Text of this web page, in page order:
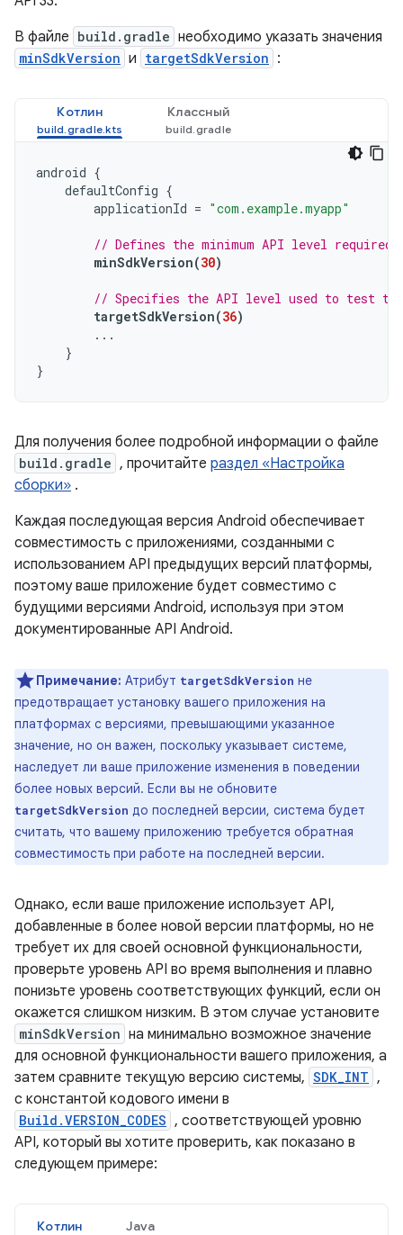
В файле build.gradle необходимо указать значения
minSdkVersion и targetSdkVersion :
Котлин Классный
android {
defaultConfig {
applicationId = "com.example.myapp"
// Defines the minimum API level required
minSdkVersion(30)
// Specifies the API level used to test
targetSdkVersion(36)
...
}
}
Для получения более подробной информации о файле
build.gradle , прочитайте раздел «Настройка
сборки» .
Каждая последующая версия Android обеспечивает
совместимость с приложениями, созданными с
использованием API предыдущих версий платформы,
поэтому ваше приложение будет совместимо с
будущими версиями Android, используя при этом
документированные API Android.
Примечание: Атрибут targetSdkVersion не
предотвращает установку вашего приложения на
платформах с версиями, превышающими указанное
значение, но он важен, поскольку указывает системе,
наследует ли ваше приложение изменения в поведении
более новых версий. Если вы не обновите
targetSdkVersion до последней версии, система будет
считать, что вашему приложению требуется обратная
совместимость при работе на последней версии.
Однако, если ваше приложение использует API,
добавленные в более новой версии платформы, но не
требует их для своей основной функциональности,
проверьте уровень API во время выполнения и плавно
понизьте уровень соответствующих функций, если он
окажется слишком низким. В этом случае установите
minSdkVersion на минимально возможное значение
для основной функциональности вашего приложения, а
затем сравните текущую версию системы, SDK_INT ,
с константой кодового имени в
Build.VERSION_CODES , соответствующей уровню
API, который вы хотите проверить, как показано в
следующем примере:
Котлин Java